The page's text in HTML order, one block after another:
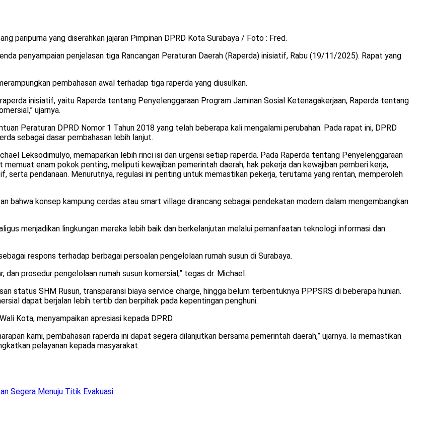
paripurna yang diserahkan jajaran Pimpinan DPRD Kota Surabaya / Foto : Fred.
penyampaian penjelasan tiga Rancangan Peraturan Daerah (Raperda) inisiatif, Rabu (19/11/2025). Rapat yang
pembahasan awal terhadap tiga raperda yang diusulkan.
inisiatif, yaitu Raperda tentang Penyelenggaraan Program Jaminan Sosial Ketenagakerjaan, Raperda tentang
ujarnya.
Peraturan DPRD Nomor 1 Tahun 2018 yang telah beberapa kali mengalami perubahan. Pada rapat ini, DPRD
sebagai dasar pembahasan lebih lanjut.
Leksodimulyo, memaparkan lebih rinci isi dan urgensi setiap raperda. Pada Raperda tentang Penyelenggaraan
enam pokok penting, meliputi kewajiban pemerintah daerah, hak pekerja dan kewajiban pemberi kerja,
serta pendanaan. Menurutnya, regulasi ini penting untuk memastikan pekerja, terutama yang rentan, memperoleh
bahwa konsep kampung cerdas atau smart village dirancang sebagai pendekatan modern dalam mengembangkan
menjadikan lingkungan mereka lebih baik dan berkelanjutan melalui pemanfaatan teknologi informasi dan
respons terhadap berbagai persoalan pengelolaan rumah susun di Surabaya.
prosedur pengelolaan rumah susun komersial,” tegas dr. Michael.
status SHM Rusun, transparansi biaya service charge, hingga belum terbentuknya PPPSRS di beberapa hunian.
dapat berjalan lebih tertib dan berpihak pada kepentingan penghuni.
Kota, menyampaikan apresiasi kepada DPRD.
kami, pembahasan raperda ini dapat segera dilanjutkan bersama pemerintah daerah,” ujarnya. Ia memastikan
pelayanan kepada masyarakat.
Segera Menuju Titik Evakuasi